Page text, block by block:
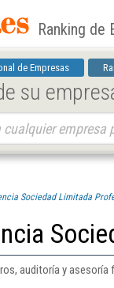
Ranking de
de Empresas
su
Sociedad Limitada
auditoría y asesoría